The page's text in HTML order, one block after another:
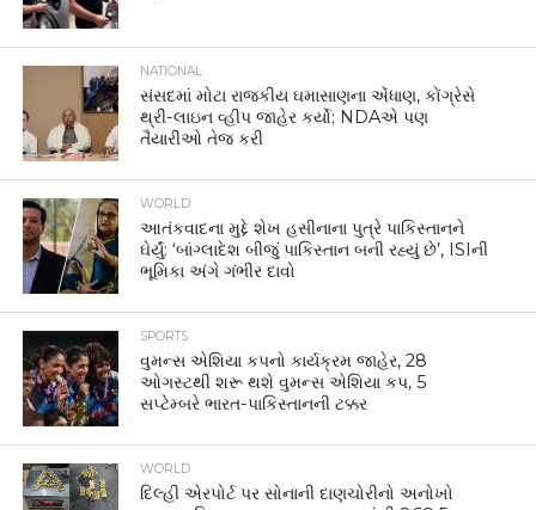
NATIONAL
સંસદમાં મોટા રાજકીય ઘમાસાણના એંધાણ, કોંગ્રેસે
થ્રી-લાઇન વ્હીપ જાહેર કર્યો; NDAએ પણ
તૈયારીઓ તેજ કરી
WORLD
આતંકવાદના મુદ્દે શેખ હસીનાના પુત્રે પાકિસ્તાનને
ઘેર્યું: ‘બાંગ્લાદેશ બીજું પાકિસ્તાન બની રહ્યું છે’, ISIની
ભૂમિકા અંગે ગંભીર દાવો
SPORTS
વુમન્સ એશિયા કપનો કાર્યક્રમ જાહેર, 28
ઓગસ્ટથી શરૂ થશે વુમન્સ એશિયા કપ, 5
સપ્ટેમ્બરે ભારત-પાકિસ્તાનની ટક્કર
WORLD
દિલ્હી એરપોર્ટ પર સોનાની દાણચોરીનો અનોખો